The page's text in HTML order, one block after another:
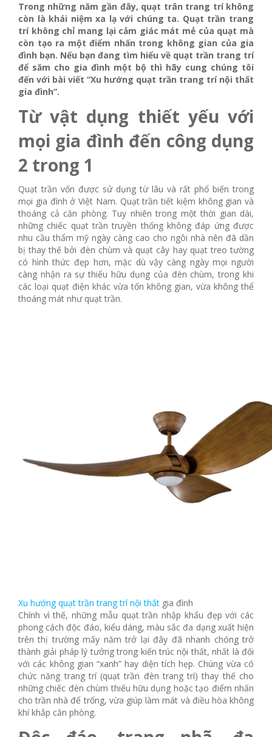
Trong những năm gần đây, quạt trân trang trí không
còn là khái niệm xa lạ với chúng ta. Quạt trần trang
trí không chỉ mang lại cảm giác mát mẻ của quạt mà
còn tạo ra một điểm nhấn trong không gian của gia
đình bạn. Nếu bạn đang tìm hiểu về quạt trần trang trí
để săm cho gia đình một bộ thì hãy cung chúng tôi
đến với bài viết “Xu hướng quạt trần trang trí nội thất
gia đình”.
Từ vật dụng thiết yếu với
mọi gia đình đến công dụng
2 trong 1
Quạt trần vốn được sử dụng từ lâu và rất phổ biến trong
mọi gia đình ở Việt Nam. Quạt trần tiết kiệm không gian và
thoáng cả căn phòng. Tuy nhiên trong một thời gian dài,
những chiếc quạt trần truyền thống không đáp ứng được
nhu cầu thẩm mỹ ngày càng cao cho ngôi nhà nên đã dần
bị thay thế bởi đèn chùm và quạt cây hay quạt treo tường
có hình thức đẹp hơn, mặc dù vậy càng ngày mọi người
càng nhận ra sự thiếu hữu dụng của đèn chùm, trong khi
các loại quạt điện khác vừa tốn không gian, vừa không thể
thoáng mát như quạt trần.
Xu hướng quạt trần trang trí nội thất gia đình
Chính vì thế, những mẫu quạt trần nhập khẩu đẹp với các
phong cách độc đáo, kiểu dáng, màu sắc đa dạng xuất hiện
trên thị trường mấy năm trở lại đây đã nhanh chóng trở
thành giải pháp lý tưởng trong kiến trúc nội thất, nhất là đối
với các không gian “xanh” hay diện tích hẹp. Chúng vừa có
chức năng trang trí (quạt trần đèn trang trí) thay thế cho
những chiếc đèn chùm thiếu hữu dụng hoặc tạo điểm nhấn
cho trần nhà để trống, vừa giúp làm mát và điều hòa không
khí khắp căn phòng.